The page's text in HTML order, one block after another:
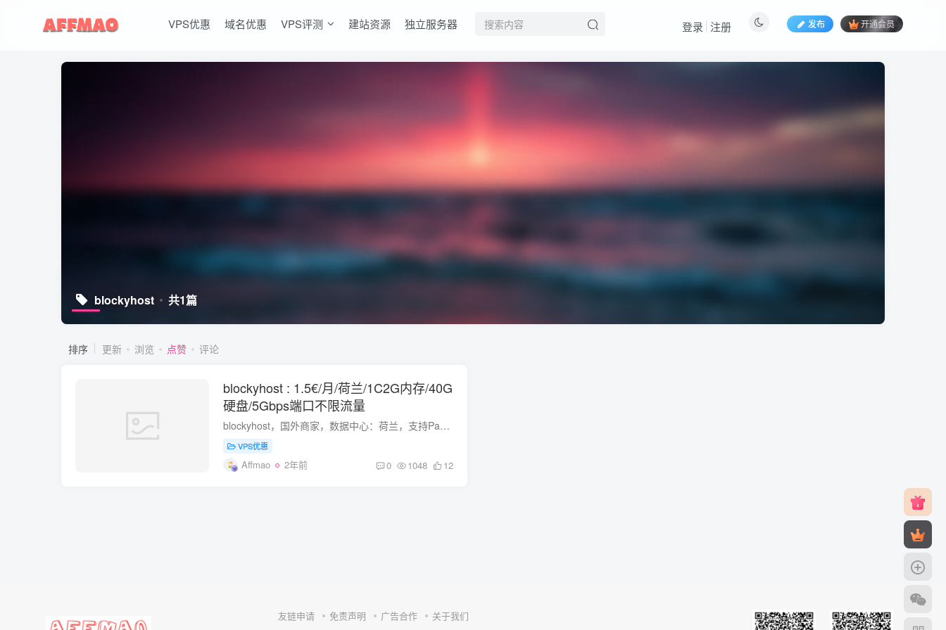
VPS优惠 域名优惠 VPS评测 建站资源 独立服务器 发布 开通会员
登录 注册
blockyhost 共1篇
排序 更新 浏览 点赞 评论
blockyhost : 1.5€/月/荷兰/1C2G内存/40G
硬盘/5Gbps端口不限流量
blockyhost，国外商家，数据中心：荷兰，支持PayPal和信用卡付款。 NetherlandsKVM VPS ： 最低配链接：https://billing.blockyhost.com/index.php?rp=/store/vps-hosting/kvm-1-vps 价格 名称 ...
VPS优惠
Affmao 2年前 0 1048 12
友链申请 免责声明 广告合作 关于我们